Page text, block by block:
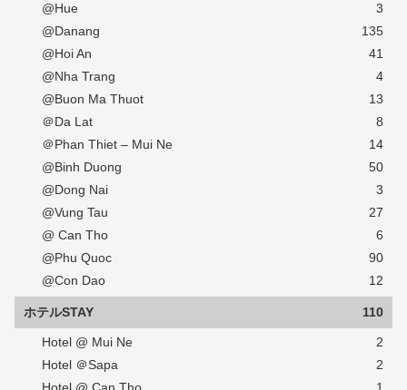
@Hue
3
@Danang
135
@Hoi An
41
@Nha Trang
4
@Buon Ma Thuot
13
＠Da Lat
8
＠Phan Thiet – Mui Ne
14
@Binh Duong
50
@Dong Nai
3
@Vung Tau
27
@ Can Tho
6
@Phu Quoc
90
@Con Dao
12
ホテルSTAY 110
Hotel @ Mui Ne
2
Hotel ＠Sapa
2